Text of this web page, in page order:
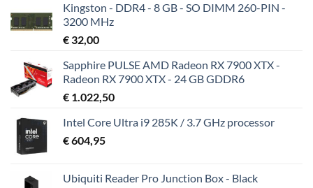
Kingston - DDR4 - 8 GB - SO DIMM 260-PIN -
3200 MHz
€ 32,00
Sapphire PULSE AMD Radeon RX 7900 XTX -
Radeon RX 7900 XTX - 24 GB GDDR6
€ 1.022,50
Intel Core Ultra i9 285K / 3.7 GHz processor
€604,95
Ubiquiti Reader Pro Junction Box - Black